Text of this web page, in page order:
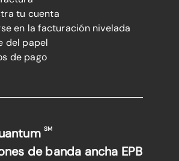
tu cuenta
en la facturación nivelada
del papel
de pago
SM
de banda ancha EPB